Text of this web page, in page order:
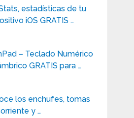
estadísticas de tu
iOS GRATIS …
– Teclado Numérico
GRATIS para …
los enchufes, tomas
y …